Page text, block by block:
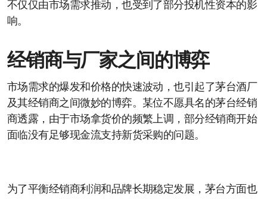
不仅仅由市场需求推动，也受到了部分投机性资本的影
响。
经销商与厂家之间的博弈
市场需求的爆发和价格的快速波动，也引起了茅台酒厂
及其经销商之间微妙的博弈。某位不愿具名的茅台经销
商透露，由于市场拿货价的频繁上调，部分经销商开始
面临没有足够现金流支持新货采购的问题。
为了平衡经销商利润和品牌长期稳定发展，茅台方面也